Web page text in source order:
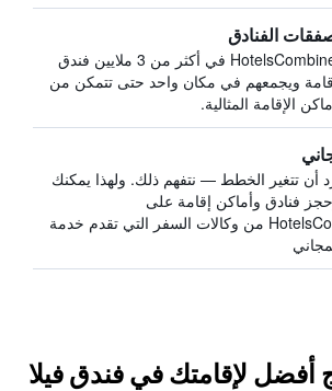
الفنادق
يبحث HotelsCombined في أكثر من 3 ملايين فندق
ويجمعهم في مكان واحد حتى تتمكن من
الإقامة المثالية.
أن تتغير الخطط — نتفهم ذلك. ولهذا يمكنك
فنادق وأماكن إقامة على
HotelsCombined من وكالات السفر التي تقدم خدمة
أفضل لإقامتك في فندق فيلا